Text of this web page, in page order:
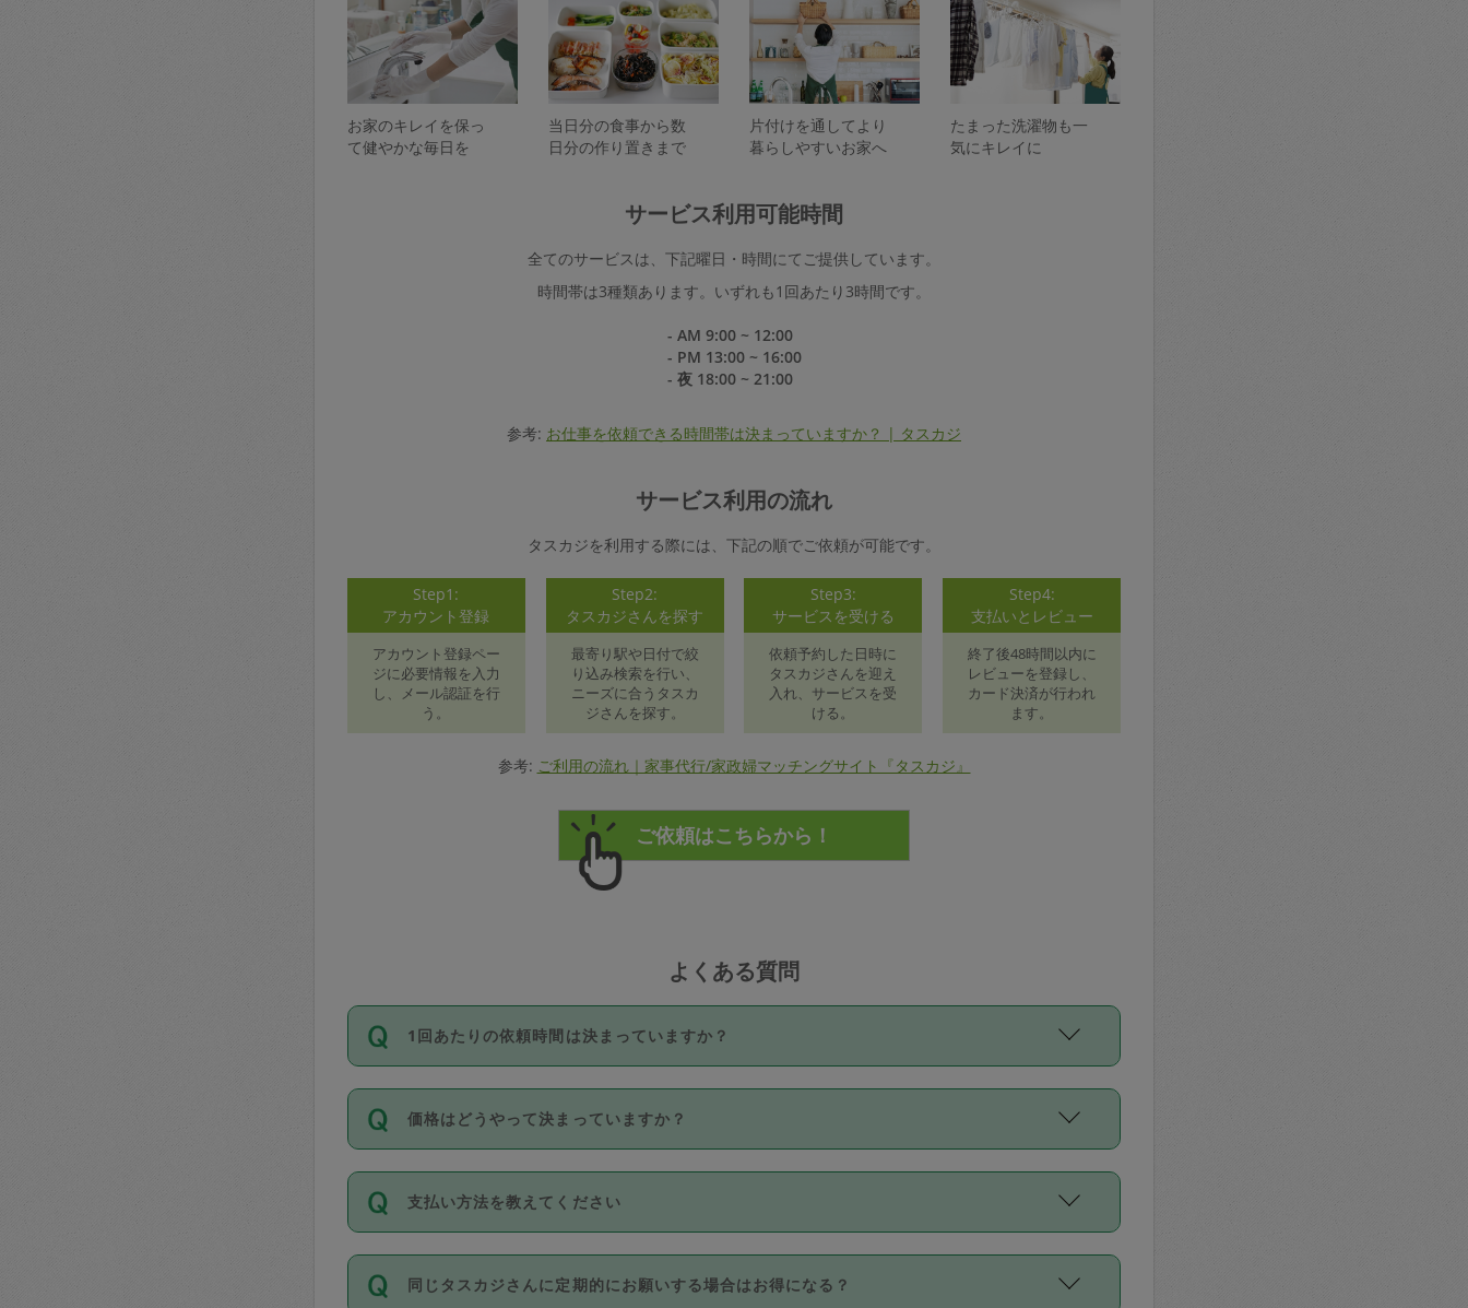
お家のキレイを保っ
て健やかな毎日を
当日分の食事から数
日分の作り置きまで
片付けを通してより
暮らしやすいお家へ
たまった洗濯物も一
気にキレイに
サービス利用可能時間
全てのサービスは、下記曜日・時間にてご提供しています。
時間帯は3種類あります。いずれも1回あたり3時間です。
- AM 9:00 ~ 12:00
- PM 13:00 ~ 16:00
- 夜 18:00 ~ 21:00
参考: お仕事を依頼できる時間帯は決まっていますか？ | タスカジ
サービス利用の流れ
タスカジを利用する際には、下記の順でご依頼が可能です。
Step1:
アカウント登録
アカウント登録ペー
ジに必要情報を入力
し、メール認証を行
う。
Step2:
タスカジさんを探す
最寄り駅や日付で絞
り込み検索を行い、
ニーズに合うタスカ
ジさんを探す。
Step3:
サービスを受ける
依頼予約した日時に
タスカジさんを迎え
入れ、サービスを受
ける。
Step4:
支払いとレビュー
終了後48時間以内に
レビューを登録し、
カード決済が行われ
ます。
参考: ご利用の流れ｜家事代行/家政婦マッチングサイト『タスカジ』
よくある質問
1回あたりの依頼時間は決まっていますか？
依頼1回につき3時間固定です。3時間を超えて依頼したい場合は、延長機能をご利用くださ
い。機能をご利用いただくには、タスカジさんに事前に相談し、合意の上事前申請すること
が必要です。なお、3時間を下回っても、値引き等はございません。
価格はどうやって決まっていますか？
11種類の価格帯の中からタスカジさん自身が価格を選んで設定しています。
タスカジさんの価格設定には最初は制限があり、レビュー件数、レビューの平均値、などで
除々に設定可能な最高額が上がっていく仕組みになっています。
支払い方法を教えてください
お支払方法はクレジットカード（Visa／Master／JCB／AMERICAN EXPRESS／Diners
Club）のみとなります。
同じタスカジさんに定期的にお願いする場合はお得になる？